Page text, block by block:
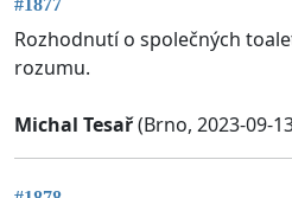
#1877
Rozhodnutí o společných
rozumu.
Michal Tesař(Brno, 2023-09-